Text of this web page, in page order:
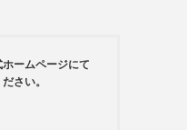
ームページにて
さい。